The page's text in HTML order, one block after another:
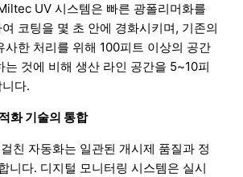
UV 시스템은 빠른 광폴리머화를
코팅을 몇 초 안에 경화시키며, 기존의
사한 처리를 위해 100피트 이상의 공간
는 것에 비해 생산 라인 공간을 5~10피
다.
화 기술의 통합
친 자동화는 일관된 개시제 품질과 정
니다. 디지털 모니터링 시스템은 실시